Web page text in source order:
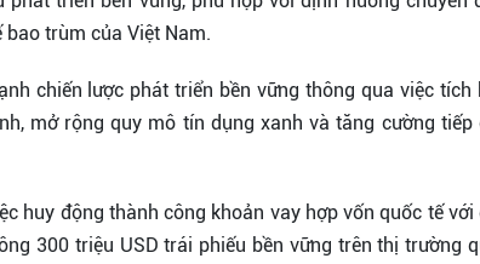
trùm của Việt Nam.
chiến lược phát triển bền vững thông qua việc tích
mở rộng quy mô tín dụng xanh và tăng cường tiếp
huy động thành công khoản vay hợp vốn quốc tế với
300 triệu USD trái phiếu bền vững trên thị trường